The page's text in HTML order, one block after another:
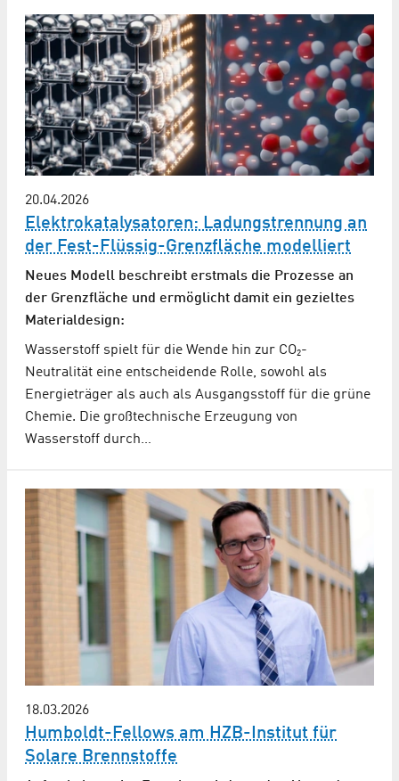
20.04.2026
Elektrokatalysatoren: Ladungs­trennung an
der Fest-Flüssig-Grenzfläche modelliert
Neues Modell beschreibt erstmals die Prozesse an
der Grenzfläche und ermöglicht damit ein gezieltes
Materialdesign:
Wasserstoff spielt für die Wende hin zur CO₂-
Neutralität eine entscheidende Rolle, sowohl als
Energieträger als auch als Ausgangsstoff für die grüne
Chemie. Die großtechnische Erzeugung von
Wasserstoff durch…
18.03.2026
Humboldt-Fellows am HZB-Institut für
Solare Brennstoffe